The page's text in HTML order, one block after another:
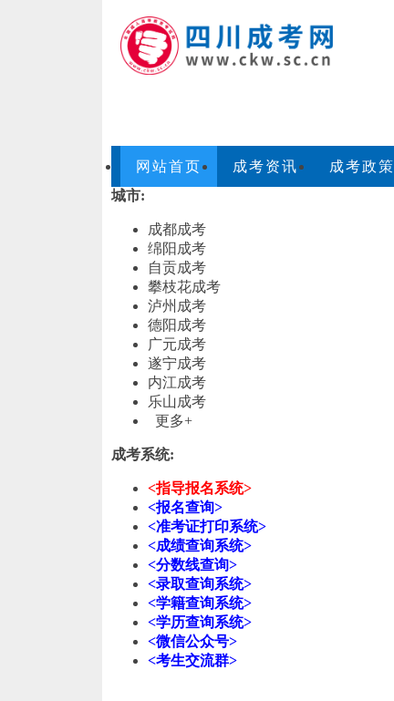
网站首页 成考资讯 成考政策
城市:
成都成考
绵阳成考
自贡成考
攀枝花成考
泸州成考
德阳成考
广元成考
遂宁成考
内江成考
乐山成考
更多+
成考系统:
<指导报名系统>
<报名查询>
<准考证打印系统>
<成绩查询系统>
<分数线查询>
<录取查询系统>
<学籍查询系统>
<学历查询系统>
<微信公众号>
<考生交流群>